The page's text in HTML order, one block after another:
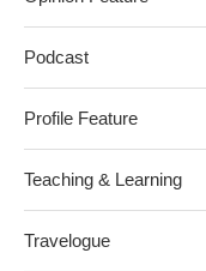
Podcast
Profile Feature
Teaching & Learning
Travelogue